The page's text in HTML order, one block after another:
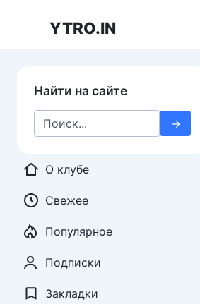
YTRO.IN
Найти на сайте
Search
for:
О клубе
Свежее
Популярное
Подписки
Закладки